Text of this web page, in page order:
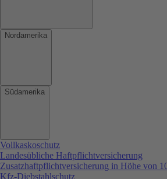
Nordamerika
Südamerika
Vollkaskoschutz
Landesübliche Haftpflichtversicherung
Zusatzhaftpflichtversicherung in Höhe von
Kfz-Diebstahlschutz